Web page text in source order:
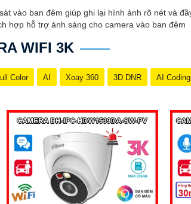
vào ban đêm giúp ghi lại hình ảnh rõ nét và
hợp hỗ trợ ánh sáng cho camera vào ban đêm
WIFI 3K
Color AI Xoay 360 3D DNR AI Coding